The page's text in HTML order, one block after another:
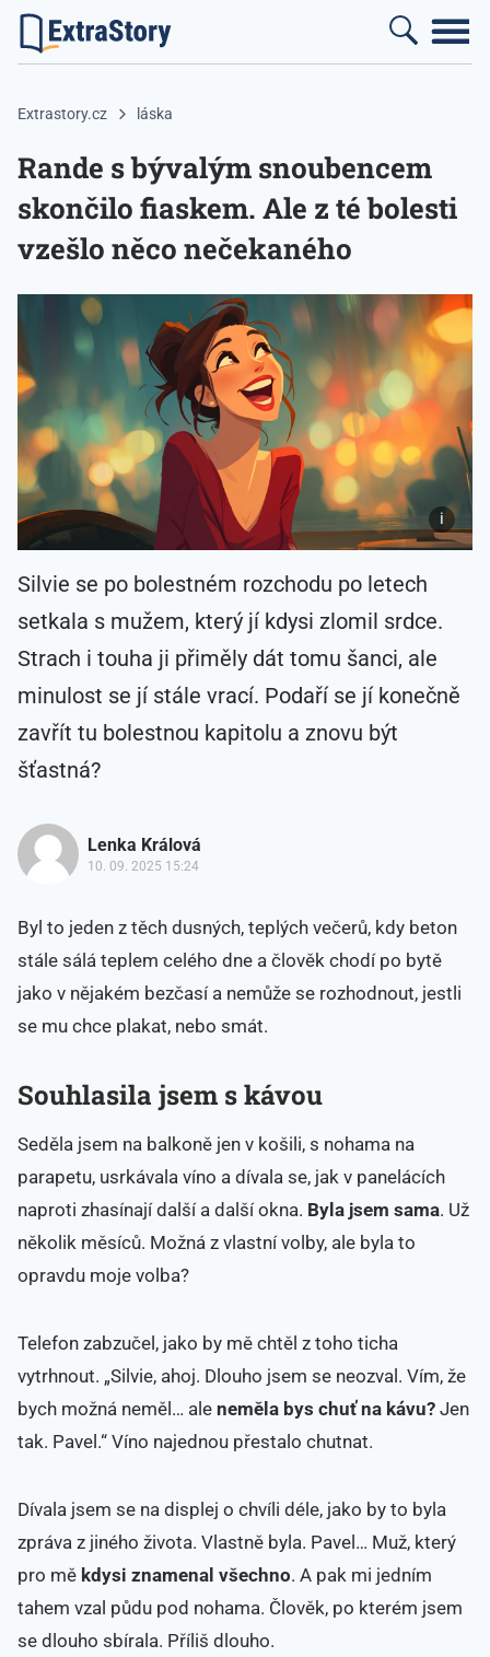
Extrastory.cz láska
Rande s bývalým snoubencem
skončilo fiaskem. Ale z té bolesti
vzešlo něco nečekaného
Silvie se po bolestném rozchodu po letech
setkala s mužem, který jí kdysi zlomil srdce.
Strach i touha ji přiměly dát tomu šanci, ale
minulost se jí stále vrací. Podaří se jí konečně
zavřít tu bolestnou kapitolu a znovu být
šťastná?
Lenka Králová
10. 09. 2025 15:24
Byl to jeden z těch dusných, teplých večerů, kdy beton
stále sálá teplem celého dne a člověk chodí po bytě
jako v nějakém bezčasí a nemůže se rozhodnout, jestli
se mu chce plakat, nebo smát.
Souhlasila jsem s kávou
Seděla jsem na balkoně jen v košili, s nohama na
parapetu, usrkávala víno a dívala se, jak v panelácích
naproti zhasínají další a další okna. Byla jsem sama. Už
několik měsíců. Možná z vlastní volby, ale byla to
opravdu moje volba?
Telefon zabzučel, jako by mě chtěl z toho ticha
vytrhnout. „Silvie, ahoj. Dlouho jsem se neozval. Vím, že
bych možná neměl… ale neměla bys chuť na kávu? Jen
tak. Pavel.“ Víno najednou přestalo chutnat.
Dívala jsem se na displej o chvíli déle, jako by to byla
zpráva z jiného života. Vlastně byla. Pavel… Muž, který
pro mě kdysi znamenal všechno. A pak mi jedním
tahem vzal půdu pod nohama. Člověk, po kterém jsem
se dlouho sbírala. Příliš dlouho.